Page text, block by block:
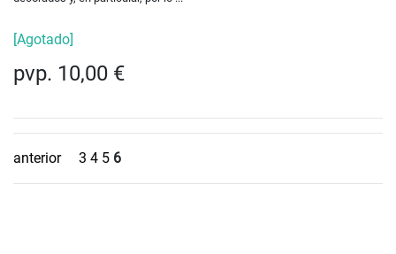
[Agotado]
pvp. 10,00 €
anterior 3 4 5 6